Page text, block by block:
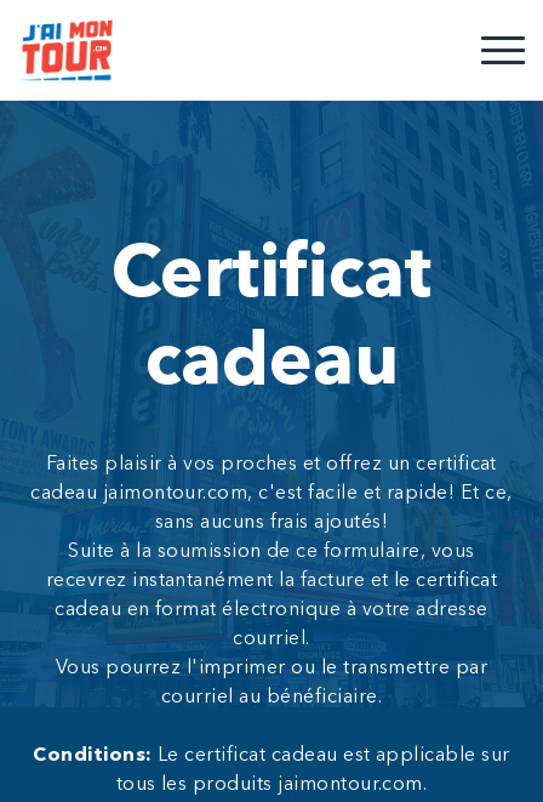
Certificat
cadeau
Faites plaisir à vos proches et offrez un certificat
cadeau jaimontour.com, c'est facile et rapide! Et ce,
sans aucuns frais ajoutés!
Suite à la soumission de ce formulaire, vous
recevrez instantanément la facture et le certificat
cadeau en format électronique à votre adresse
courriel.
Vous pourrez l'imprimer ou le transmettre par
courriel au bénéficiaire.
Conditions: Le certificat cadeau est applicable sur
tous les produits jaimontour.com.